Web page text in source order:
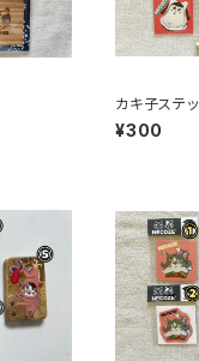
カキ子ステ
¥300